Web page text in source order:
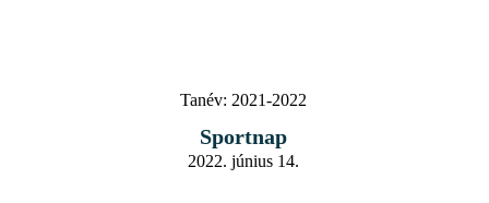
Tanév: 2021-2022
Sportnap
2022. június 14.